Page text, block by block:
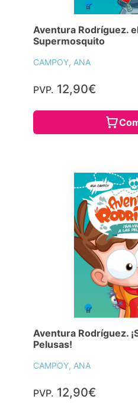
Aventura Rodríguez.
Supermosquito
CAMPOY, ANA
PVP. 12,90€
Aventura Rodríguez.
Pelusas!
CAMPOY, ANA
PVP. 12,90€